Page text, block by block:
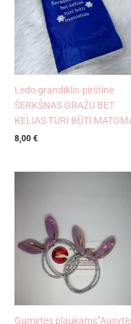
Ledo grandiklis-pirštinė
ŠERKŠNAS GRAŽU BET
KELIAS TURI BŪTI
8,00€
Gumytės